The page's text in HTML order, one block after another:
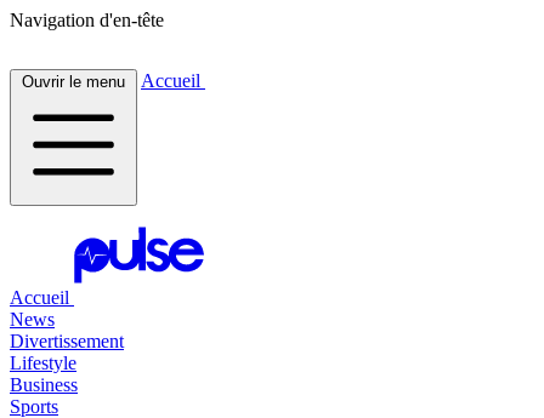
Navigation d'en-tête
Ouvrir le menu Accueil
Accueil
News
Divertissement
Lifestyle
Business
Sports